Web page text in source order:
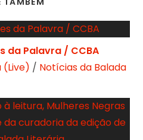
da Palavra / CCBA
(Live) / Notícias da Balada